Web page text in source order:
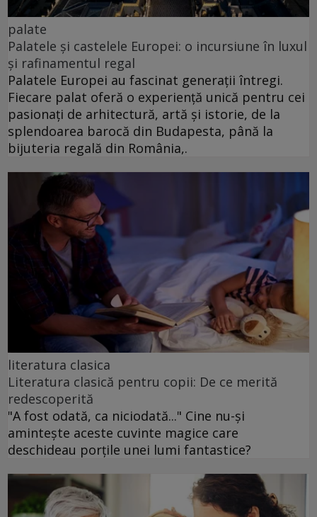
palate
Palatele și castelele Europei: o incursiune în luxul
și rafinamentul regal
Palatele Europei au fascinat generații întregi.
Fiecare palat oferă o experiență unică pentru cei
pasionați de arhitectură, artă și istorie, de la
splendoarea barocă din Budapesta, până la
bijuteria regală din România,.
literatura clasica
Literatura clasică pentru copii: De ce merită
redescoperită
"A fost odată, ca niciodată..." Cine nu-și
amintește aceste cuvinte magice care
deschideau porțile unei lumi fantastice?